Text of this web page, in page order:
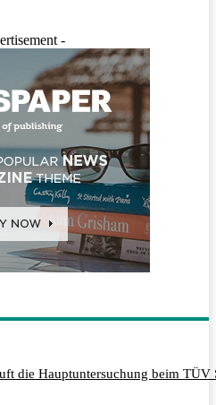
-
die Hauptuntersuchung beim TÜV